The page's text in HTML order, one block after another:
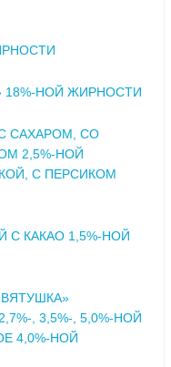
18%-НОЙ ЖИРНОСТИ
САХАРОМ, СО
2,5%-НОЙ
С ПЕРСИКОМ
С КАКАО 1,5%-НОЙ
, 3,5%-, 5,0%-НОЙ
4,0%-НОЙ